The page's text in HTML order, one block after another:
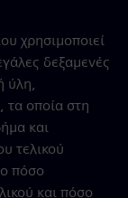
χρησιμοποιεί
δεξαμενές
ύλη,
τα οποία στη
και
τελικού
πόσο
και πόσο